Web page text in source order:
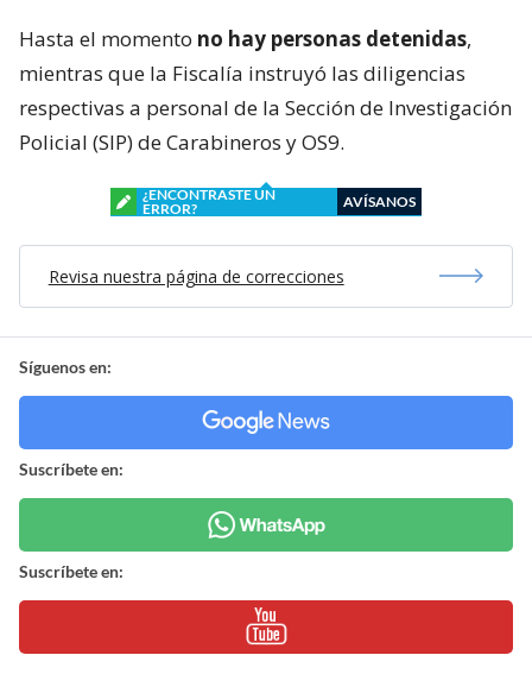
Hasta el momento no hay personas detenidas,
mientras que la Fiscalía instruyó las diligencias
respectivas a personal de la Sección de Investigación
Policial (SIP) de Carabineros y OS9.
¿ENCONTRASTE UN
ERROR?
AVÍSANOS
Revisa nuestra página de correcciones
Síguenos en:
Suscríbete en:
Suscríbete en: